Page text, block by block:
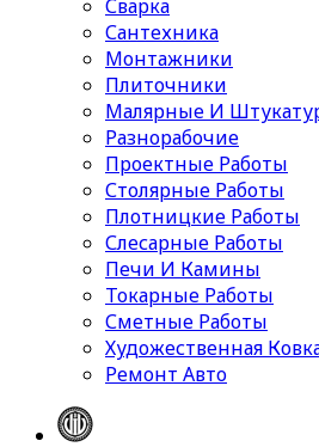
Сварка
Сантехника
Монтажники
Плиточники
Малярные И
Разнорабочие
Проектные Работы
Столярные Работы
Плотницкие Работы
Слесарные Работы
Печи И Камины
Токарные Работы
Сметные Работы
Художественная
Ремонт Авто